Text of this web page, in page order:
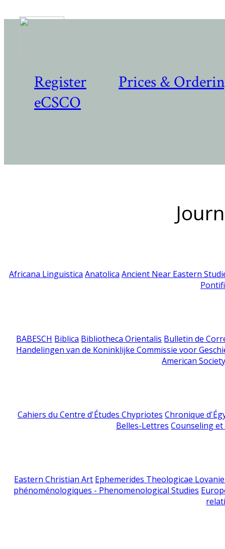
Register
Prices &
eCSCO
Africana Linguistica Anatolica Ancient Near Eastern
BABESCH Biblica Bibliotheca Orientalis Bulletin de
Handelingen van de Koninklijke Commissie voor
American
Cahiers du Centre d'Études Chypriotes Chronique
Belles-Lettres Counseling
Eastern Christian Art Ephemerides Theologicae
phénoménologiques - Phenomenological Studies